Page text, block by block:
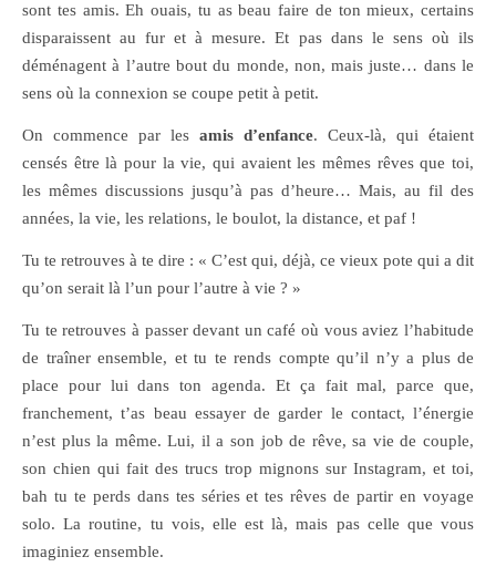
sont tes amis. Eh ouais, tu as beau faire de ton mieux, certains
disparaissent au fur et à mesure. Et pas dans le sens où ils
déménagent à l’autre bout du monde, non, mais juste… dans le
sens où la connexion se coupe petit à petit.
On commence par les amis d’enfance. Ceux-là, qui étaient
censés être là pour la vie, qui avaient les mêmes rêves que toi,
les mêmes discussions jusqu’à pas d’heure… Mais, au fil des
années, la vie, les relations, le boulot, la distance, et paf !
Tu te retrouves à te dire : « C’est qui, déjà, ce vieux pote qui a dit
qu’on serait là l’un pour l’autre à vie ? »
Tu te retrouves à passer devant un café où vous aviez l’habitude
de traîner ensemble, et tu te rends compte qu’il n’y a plus de
place pour lui dans ton agenda. Et ça fait mal, parce que,
franchement, t’as beau essayer de garder le contact, l’énergie
n’est plus la même. Lui, il a son job de rêve, sa vie de couple,
son chien qui fait des trucs trop mignons sur Instagram, et toi,
bah tu te perds dans tes séries et tes rêves de partir en voyage
solo. La routine, tu vois, elle est là, mais pas celle que vous
imaginiez ensemble.